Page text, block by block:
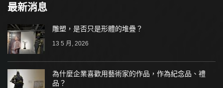
最新消息
雕塑，是否只是形體的堆疊？
13 5 月, 2026
為什麼企業喜歡用藝術家的作品，作為紀念品、禮
品？